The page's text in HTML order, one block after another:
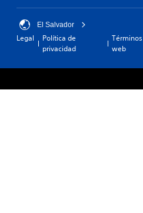
El Salvador
Legal
Política de
privacidad
web